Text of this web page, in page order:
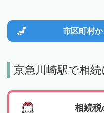
市区町村か
京急川崎駅で相
相続税